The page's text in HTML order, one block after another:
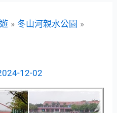
冬山河親水公園
12-02